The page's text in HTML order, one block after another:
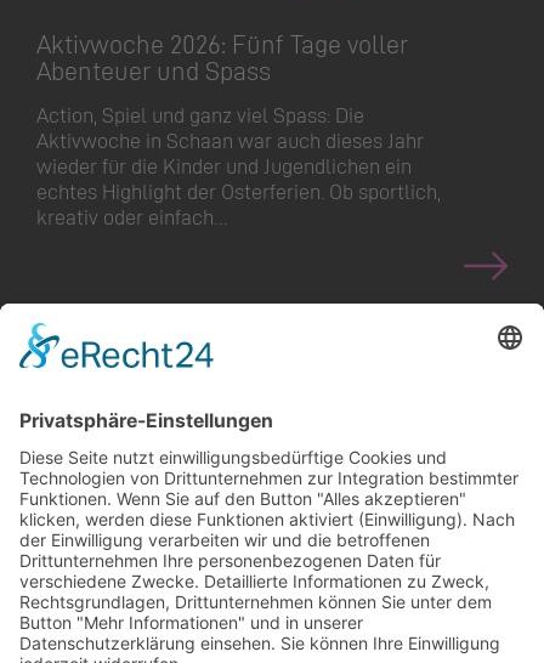
Aktivwoche 2026: Fünf Tage voller
Abenteuer und Spass
Action, Spiel und ganz viel Spass: Die
Aktivwoche in Schaan war auch dieses Jahr
wieder für die Kinder und Jugendlichen ein
echtes Highlight der Osterferien. Ob sportlich,
kreativ oder einfach…
< >